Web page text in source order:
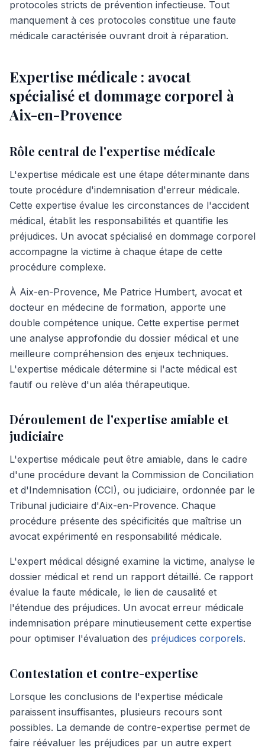
protocoles stricts de prévention infectieuse. Tout
manquement à ces protocoles constitue une faute
médicale caractérisée ouvrant droit à réparation.
Expertise médicale : avocat
spécialisé et dommage corporel à
Aix-en-Provence
Rôle central de l'expertise médicale
L'expertise médicale est une étape déterminante dans
toute procédure d'indemnisation d'erreur médicale.
Cette expertise évalue les circonstances de l'accident
médical, établit les responsabilités et quantifie les
préjudices. Un avocat spécialisé en dommage corporel
accompagne la victime à chaque étape de cette
procédure complexe.
À Aix-en-Provence, Me Patrice Humbert, avocat et
docteur en médecine de formation, apporte une
double compétence unique. Cette expertise permet
une analyse approfondie du dossier médical et une
meilleure compréhension des enjeux techniques.
L'expertise médicale détermine si l'acte médical est
fautif ou relève d'un aléa thérapeutique.
Déroulement de l'expertise amiable et
judiciaire
L'expertise médicale peut être amiable, dans le cadre
d'une procédure devant la Commission de Conciliation
et d'Indemnisation (CCI), ou judiciaire, ordonnée par le
Tribunal judiciaire d'Aix-en-Provence. Chaque
procédure présente des spécificités que maîtrise un
avocat expérimenté en responsabilité médicale.
L'expert médical désigné examine la victime, analyse le
dossier médical et rend un rapport détaillé. Ce rapport
évalue la faute médicale, le lien de causalité et
l'étendue des préjudices. Un avocat erreur médicale
indemnisation prépare minutieusement cette expertise
pour optimiser l'évaluation des préjudices corporels.
Contestation et contre-expertise
Lorsque les conclusions de l'expertise médicale
paraissent insuffisantes, plusieurs recours sont
possibles. La demande de contre-expertise permet de
faire réévaluer les préjudices par un autre expert